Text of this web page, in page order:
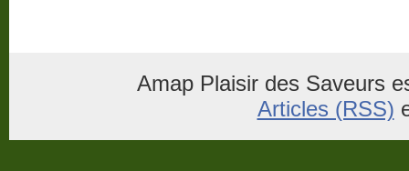
Amap Plaisir des Saveurs
Articles (RSS)